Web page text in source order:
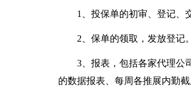
1、投保单的初审、登记、交
2、保单的领取，发放登记。
3、报表，包括各家代理公司
的数据报表、每周各推展内勤